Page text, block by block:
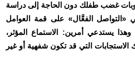
غضب طفلك دون الحاجة إلى دراسة
«التواصل الفعَّال» على قمة العوامل
يستدعي أمرين: الاستماع المؤثر،
الاستجابات التي قد تكون شفهية أو غير